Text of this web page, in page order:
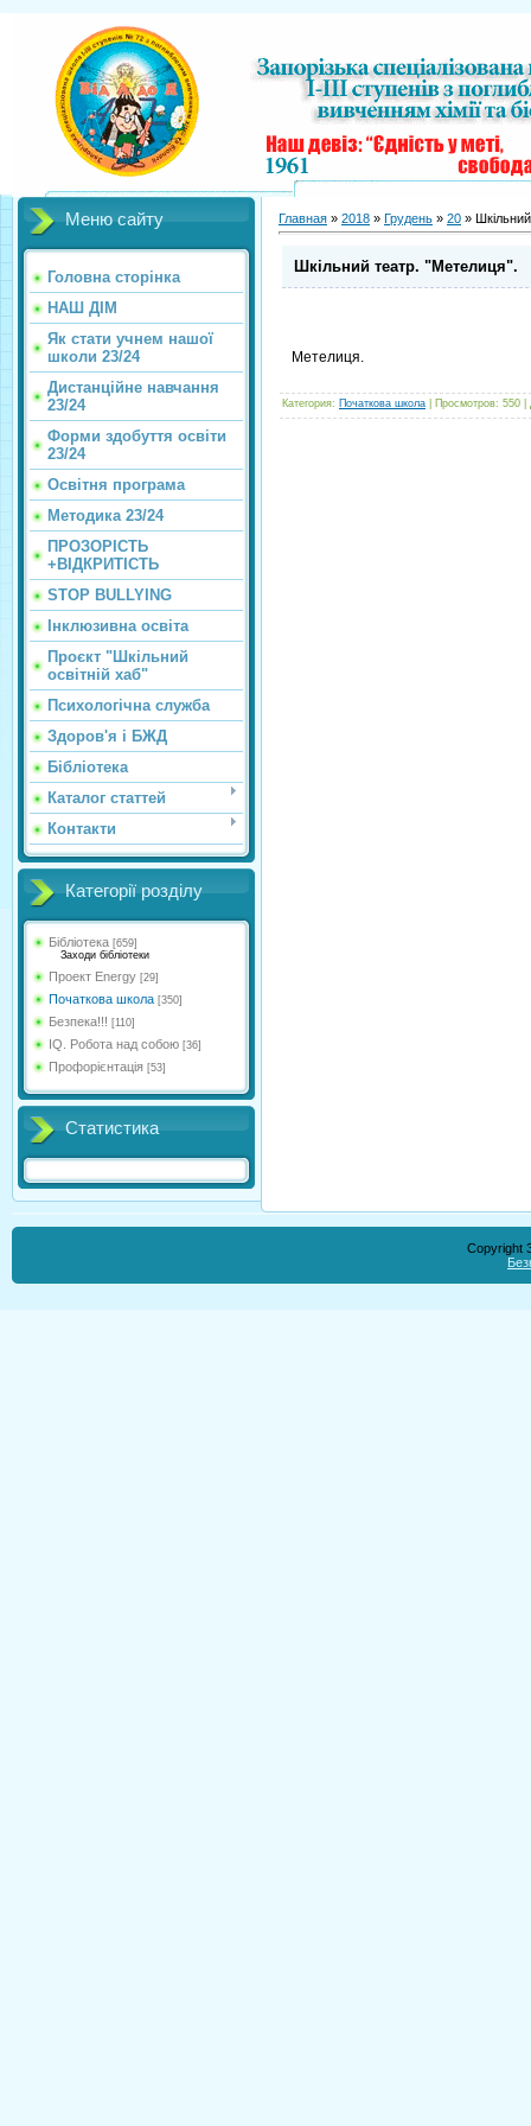
Меню сайту
Головна сторінка
НАШ ДІМ
Як стати учнем нашої
школи 23/24
Дистанційне навчання
23/24
Форми здобуття освіти
23/24
Освітня програма
Методика 23/24
ПРОЗОРІСТЬ
+ВІДКРИТІСТЬ
STOP BULLYING
Інклюзивна освіта
Проєкт "Шкільний
освітній хаб"
Психологічна служба
Здоров'я і БЖД
Бібліотека
Каталог статтей
Контакти
Категорії розділу
Бібліотека [659]
Заходи бібліотеки
Проект Energy [29]
Початкова школа [350]
Безпека!!! [110]
IQ. Робота над собою [36]
Профорієнтація [53]
Статистика
Главная » 2018 » Грудень » 20 »
Шкільний театр. "Метелиця".
Метелиця.
Категория: Початкова школа Просмотров: 550
Copyright